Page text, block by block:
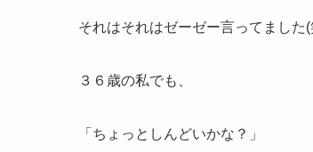
それはそれはゼーゼー言ってました(
３６歳の私でも、
「ちょっとしんどいかな？」